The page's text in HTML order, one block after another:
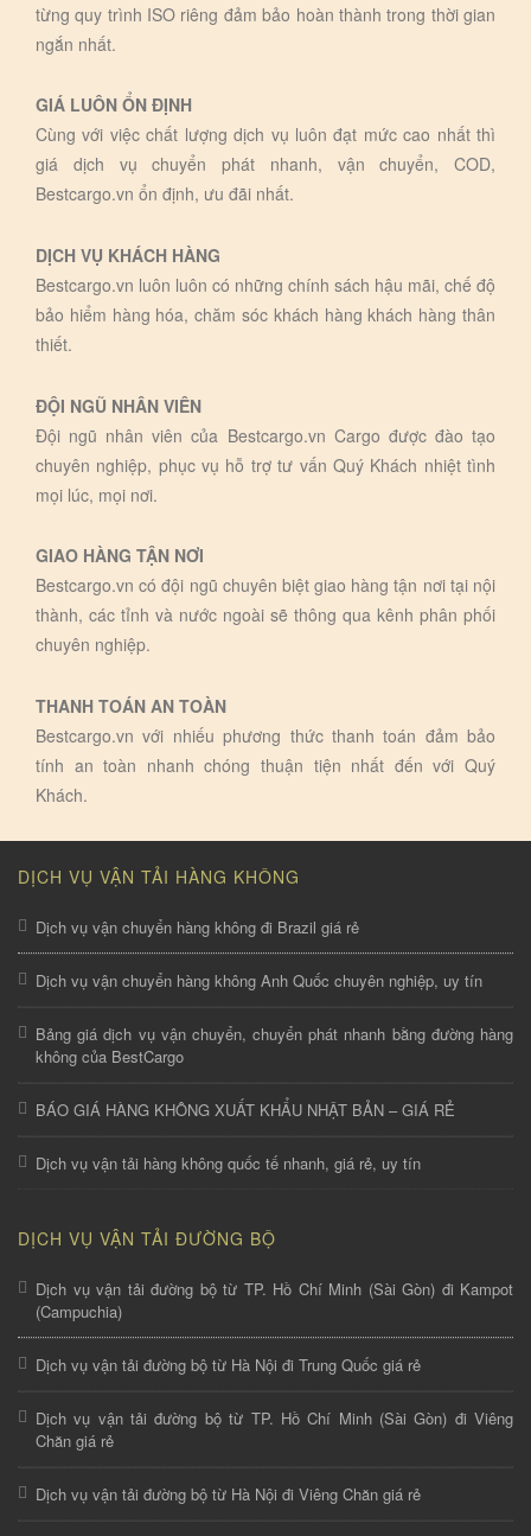
từng quy trình ISO riêng đảm bảo hoàn thành trong thời gian
ngắn nhất.
GIÁ LUÔN ỔN ĐỊNH
Cùng với việc chất lượng dịch vụ luôn đạt mức cao nhất thì
giá dịch vụ chuyển phát nhanh, vận chuyển, COD,
Bestcargo.vn ổn định, ưu đãi nhất.
DỊCH VỤ KHÁCH HÀNG
Bestcargo.vn luôn luôn có những chính sách hậu mãi, chế độ
bảo hiểm hàng hóa, chăm sóc khách hàng khách hàng thân
thiết.
ĐỘI NGŨ NHÂN VIÊN
Đội ngũ nhân viên của Bestcargo.vn Cargo được đào tạo
chuyên nghiệp, phục vụ hỗ trợ tư vấn Quý Khách nhiệt tình
mọi lúc, mọi nơi.
GIAO HÀNG TẬN NƠI
Bestcargo.vn có đội ngũ chuyên biệt giao hàng tận nơi tại nội
thành, các tỉnh và nước ngoài sẽ thông qua kênh phân phối
chuyên nghiệp.
THANH TOÁN AN TOÀN
Bestcargo.vn với nhiếu phương thức thanh toán đảm bảo
tính an toàn nhanh chóng thuận tiện nhất đến với Quý
Khách.
DỊCH VỤ VẬN TẢI HÀNG KHÔNG
Dịch vụ vận chuyển hàng không đi Brazil giá rẻ
Dịch vụ vận chuyển hàng không Anh Quốc chuyên nghiệp, uy tín
Bảng giá dịch vụ vận chuyển, chuyển phát nhanh bằng đường hàng
không của BestCargo
BÁO GIÁ HÀNG KHÔNG XUẤT KHẨU NHẬT BẢN – GIÁ RẺ
Dịch vụ vận tải hàng không quốc tế nhanh, giá rẻ, uy tín
DỊCH VỤ VẬN TẢI ĐƯỜNG BỘ
Dịch vụ vận tải đường bộ từ TP. Hồ Chí Minh (Sài Gòn) đi Kampot
(Campuchia)
Dịch vụ vận tải đường bộ từ Hà Nội đi Trung Quốc giá rẻ
Dịch vụ vận tải đường bộ từ TP. Hồ Chí Minh (Sài Gòn) đi Viêng
Chăn giá rẻ
Dịch vụ vận tải đường bộ từ Hà Nội đi Viêng Chăn giá rẻ